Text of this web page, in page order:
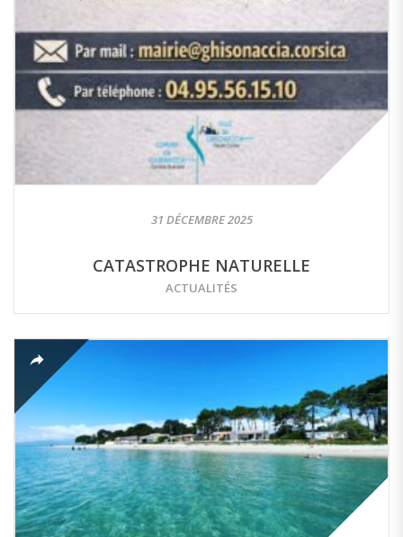
31 DÉCEMBRE 2025
CATASTROPHE NATURELLE
ACTUALITÉS